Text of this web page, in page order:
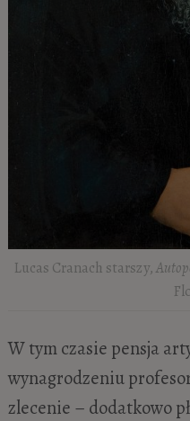
Lucas Cranach starszy,
W tym czasie pensja
wynagrodzeniu
zlecenie – dodatkowo